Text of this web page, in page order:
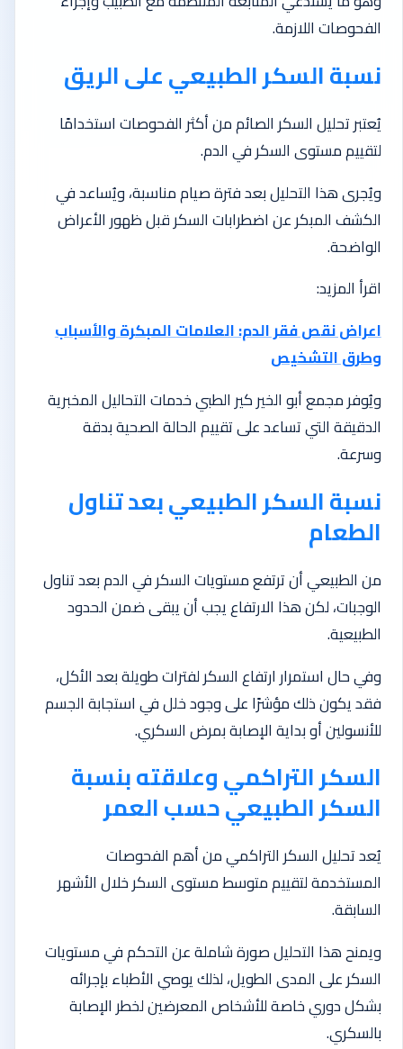
الفحوصات اللازمة.
نسبة السكر الطبيعي على الريق
يُعتبر تحليل السكر الصائم من أكثر الفحوصات استخدامًا
لتقييم مستوى السكر في الدم.
ويُجرى هذا التحليل بعد فترة صيام مناسبة، ويُساعد في
الكشف المبكر عن اضطرابات السكر قبل ظهور الأعراض
الواضحة.
اقرأ المزيد:
اعراض نقص فقر الدم: العلامات المبكرة والأسباب
وطرق التشخيص
ويُوفر مجمع أبو الخير كير الطبي خدمات التحاليل المخبرية
الدقيقة التي تساعد على تقييم الحالة الصحية بدقة
وسرعة.
نسبة السكر الطبيعي بعد تناول
الطعام
من الطبيعي أن ترتفع مستويات السكر في الدم بعد تناول
الوجبات، لكن هذا الارتفاع يجب أن يبقى ضمن الحدود
الطبيعية.
وفي حال استمرار ارتفاع السكر لفترات طويلة بعد الأكل،
فقد يكون ذلك مؤشرًا على وجود خلل في استجابة الجسم
للأنسولين أو بداية الإصابة بمرض السكري.
السكر التراكمي وعلاقته بنسبة
السكر الطبيعي حسب العمر
يُعد تحليل السكر التراكمي من أهم الفحوصات
المستخدمة لتقييم متوسط مستوى السكر خلال الأشهر
السابقة.
ويمنح هذا التحليل صورة شاملة عن التحكم في مستويات
السكر على المدى الطويل، لذلك يوصي الأطباء بإجرائه
بشكل دوري خاصة للأشخاص المعرضين لخطر الإصابة
بالسكري.